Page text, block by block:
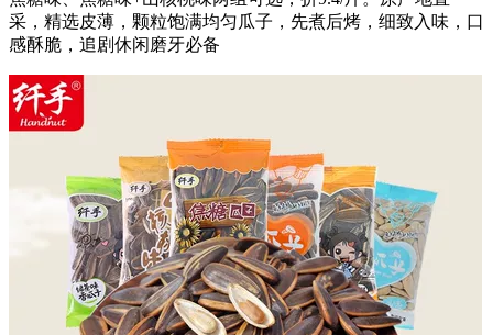
采，精选皮薄，颗粒饱满均匀瓜子，先煮后烤，细致入味，口
感酥脆，追剧休闲磨牙必备